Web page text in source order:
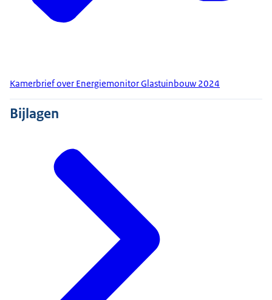
Kamerbrief over Energiemonitor Glastuinbouw 2024
Bijlagen